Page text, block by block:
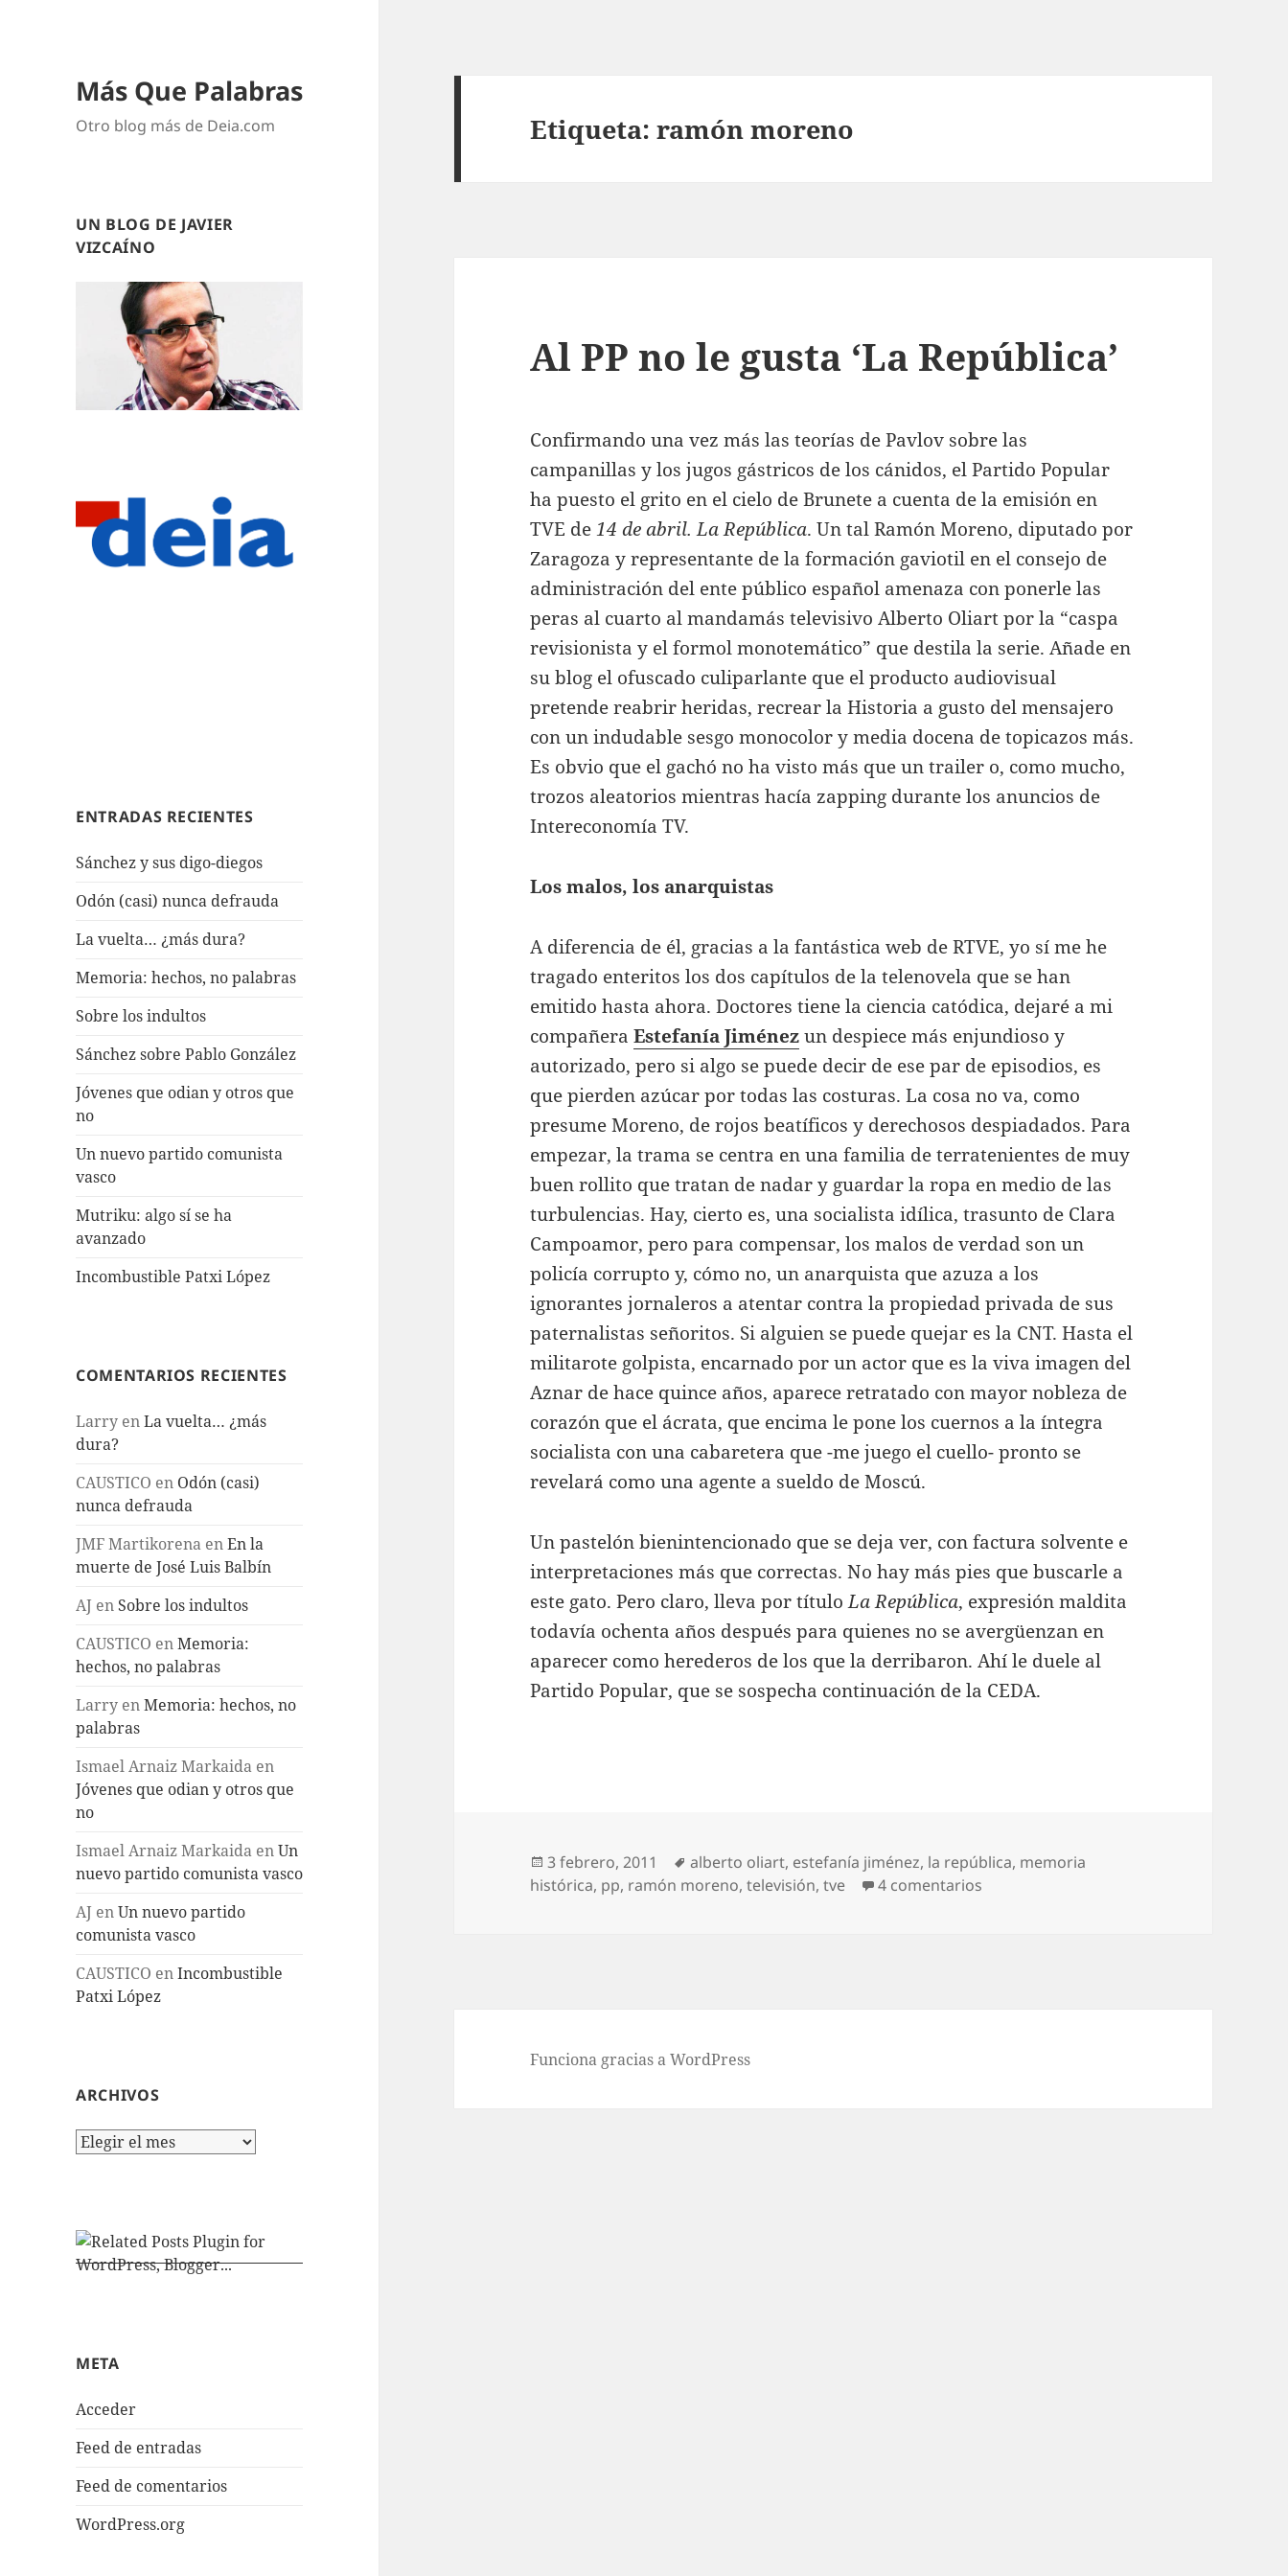
Más Que Palabras
Otro blog más de Deia.com
UN BLOG DE JAVIER
VIZCAÍNO
ENTRADAS RECIENTES
Sánchez y sus digo-diegos
Odón (casi) nunca defrauda
La vuelta… ¿más dura?
Memoria: hechos, no palabras
Sobre los indultos
Sánchez sobre Pablo González
Jóvenes que odian y otros que
no
Un nuevo partido comunista
vasco
Mutriku: algo sí se ha
avanzado
Incombustible Patxi López
COMENTARIOS RECIENTES
Larry enLa vuelta… ¿más
dura?
CAUSTICO en Odón (casi)
nunca defrauda
JMF Martikorena enEn la
muerte de José Luis Balbín
AJ en Sobre los indultos
CAUSTICO enMemoria:
hechos, no palabras
Larry enMemoria: hechos, no
palabras
Ismael Arnaiz Markaida en
Jóvenes que odian y otros que
no
Ismael Arnaiz Markaida enUn
nuevo partido comunista vasco
AJ enUn nuevo partido
comunista vasco
CAUSTICO enIncombustible
Patxi López
ARCHIVOS
Archivos
META
Acceder
Feed de entradas
Feed de comentarios
WordPress.org
Etiqueta:ramón moreno
Al PP no le gusta ‘La República’
Confirmando una vez más las teorías de Pavlov sobre las
campanillas y los jugos gástricos de los cánidos, el Partido Popular
ha puesto el grito en el cielo de Brunete a cuenta de la emisión en
TVE de14 de abril. La República. Un tal Ramón Moreno, diputado por
Zaragoza y representante de la formación gaviotil en el consejo de
administración del ente público español amenaza con ponerle las
peras al cuarto al mandamás televisivo Alberto Oliart por la “caspa
revisionista y el formol monotemático” que destila la serie. Añade en
su blog el ofuscado culiparlante que el producto audiovisual
pretende reabrir heridas, recrear la Historia a gusto del mensajero
con un indudable sesgo monocolor y media docena de topicazos más.
Es obvio que el gachó no ha visto más que un trailer o, como mucho,
trozos aleatorios mientras hacía zapping durante los anuncios de
Intereconomía TV.
Los malos, los anarquistas
A diferencia de él, gracias a la fantástica web de RTVE, yo sí me he
tragado enteritos los dos capítulos de la telenovela que se han
emitido hasta ahora. Doctores tiene la ciencia catódica, dejaré a mi
compañeraEstefanía Jiménezun despiece más enjundioso y
autorizado, pero si algo se puede decir de ese par de episodios, es
que pierden azúcar por todas las costuras. La cosa no va, como
presume Moreno, de rojos beatíficos y derechosos despiadados. Para
empezar, la trama se centra en una familia de terratenientes de muy
buen rollito que tratan de nadar y guardar la ropa en medio de las
turbulencias. Hay, cierto es, una socialista idílica, trasunto de Clara
Campoamor, pero para compensar, los malos de verdad son un
policía corrupto y, cómo no, un anarquista que azuza a los
ignorantes jornaleros a atentar contra la propiedad privada de sus
paternalistas señoritos. Si alguien se puede quejar es la CNT. Hasta el
militarote golpista, encarnado por un actor que es la viva imagen del
Aznar de hace quince años, aparece retratado con mayor nobleza de
corazón que el ácrata, que encima le pone los cuernos a la íntegra
socialista con una cabaretera que -me juego el cuello- pronto se
revelará como una agente a sueldo de Moscú.
Un pastelón bienintencionado que se deja ver, con factura solvente e
interpretaciones más que correctas. No hay más pies que buscarle a
este gato. Pero claro, lleva por títuloLa República, expresión maldita
todavía ochenta años después para quienes no se avergüenzan en
aparecer como herederos de los que la derribaron. Ahí le duele al
Partido Popular, que se sospecha continuación de la CEDA.
Publicado
el
3 febrero, 2011 Etiquetas
alberto oliart, estefanía jiménez, la república, memoria
histórica, pp, ramón moreno,televisión,tve 4 comentarios
Funciona gracias a WordPress